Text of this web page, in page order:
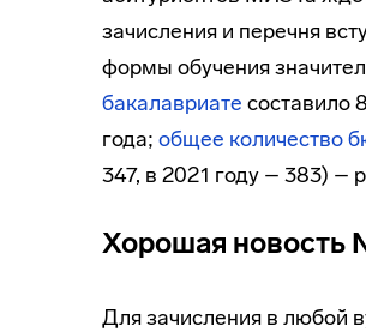
зачисления и перечня
формы обучения
бакалавриате составило
года; общее количество
347, в 2021 году – 383) –
Хорошая новость
Для зачисления в любой